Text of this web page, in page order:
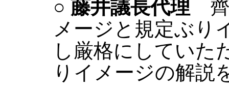
○藤井議長代理 齊
メージと規定ぶり
し厳格にしていた
りイメージの解説